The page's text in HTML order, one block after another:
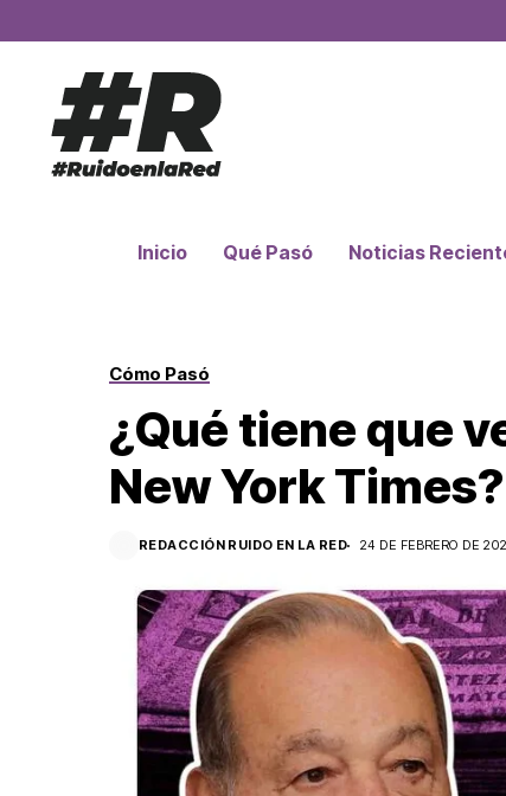
Inicio Qué Pasó Noticias
Cómo Pasó
¿Qué tiene que
New York Times?
REDACCIÓN RUIDO EN LA RED 24 DE FEBRERO DE